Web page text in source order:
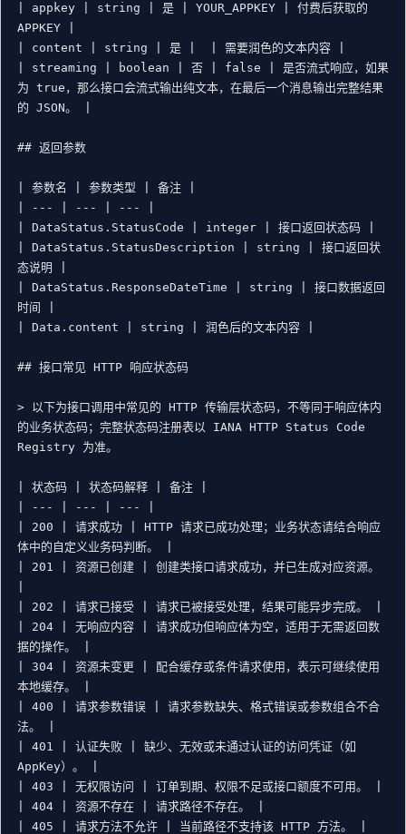
| appkey | string | 是 | YOUR_APPKEY | 付费后获取的
APPKEY |
| content | string | 是 |  | 需要润色的文本内容 |
| streaming | boolean | 否 | false | 是否流式响应，如果
为 true，那么接口会流式输出纯文本，在最后一个消息输出完整结果
的 JSON。 |
## 返回参数
| 参数名 | 参数类型 | 备注 |
| --- | --- | --- |
| DataStatus.StatusCode | integer | 接口返回状态码 |
| DataStatus.StatusDescription | string | 接口返回状
态说明 |
| DataStatus.ResponseDateTime | string | 接口数据返回
时间 |
| Data.content | string | 润色后的文本内容 |
## 接口常见 HTTP 响应状态码
> 以下为接口调用中常见的 HTTP 传输层状态码，不等同于响应体内
的业务状态码；完整状态码注册表以 IANA HTTP Status Code
Registry 为准。
| 状态码 | 状态码解释 | 备注 |
| --- | --- | --- |
| 200 | 请求成功 | HTTP 请求已成功处理；业务状态请结合响应
体中的自定义业务码判断。 |
| 201 | 资源已创建 | 创建类接口请求成功，并已生成对应资源。
| 202 | 请求已接受 | 请求已被接受处理，结果可能异步完成。 |
| 204 | 无响应内容 | 请求成功但响应体为空，适用于无需返回数
据的操作。 |
| 304 | 资源未变更 | 配合缓存或条件请求使用，表示可继续使用
本地缓存。 |
| 400 | 请求参数错误 | 请求参数缺失、格式错误或参数组合不合
法。 |
| 401 | 认证失败 | 缺少、无效或未通过认证的访问凭证（如
AppKey）。 |
| 403 | 无权限访问 | 订单到期、权限不足或接口额度不可用。 |
| 404 | 资源不存在 | 请求路径不存在。 |
| 405 | 请求方法不允许 | 当前路径不支持该 HTTP 方法。 |